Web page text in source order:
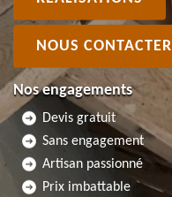
NOUS CONTACTER
Nos engagements
Devis gratuit
Sans engagement
Artisan passionné
Prix imbattable